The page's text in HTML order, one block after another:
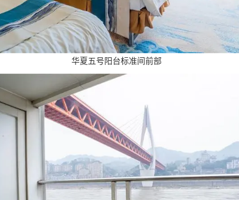
华夏五号阳台标准间前部